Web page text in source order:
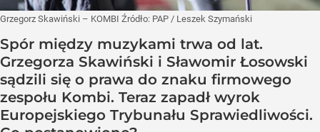
Grzegorz Skawiński – KOMBI Źródło: PAP / Leszek Szymański
Spór między muzykami trwa od lat.
Grzegorza Skawiński i Sławomir Łosowski
sądzili się o prawa do znaku firmowego
zespołu Kombi. Teraz zapadł wyrok
Europejskiego Trybunału Sprawiedliwości.